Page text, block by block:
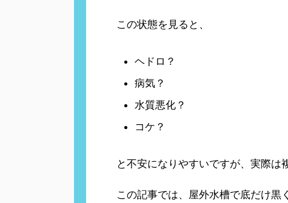
この状態を見ると、
ヘドロ？
病気？
水質悪化？
コケ？
と不安になりやすいですが、実際は
この記事では、屋外水槽で底だけ黒